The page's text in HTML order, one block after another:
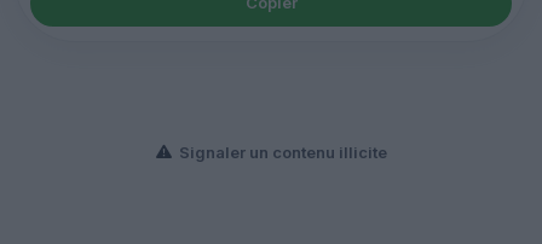
Signaler un contenu illicite